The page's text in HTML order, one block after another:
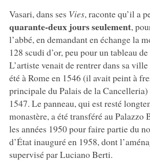
Vasari, dans ses Vies, raconte qu’il a
quarante-deux jours seulement,
l’abbé, en demandant en échange la
128 scudi d’or, peu pour un tableau
L’artiste venait de rentrer dans sa
été à Rome en 1546 (il avait peint à
principale du Palais de la
1547. Le panneau, qui est resté
monastère, a été transféré au
les années 1950 pour faire partie du
d’État inauguré en 1958, dont
supervisé par Luciano Berti.